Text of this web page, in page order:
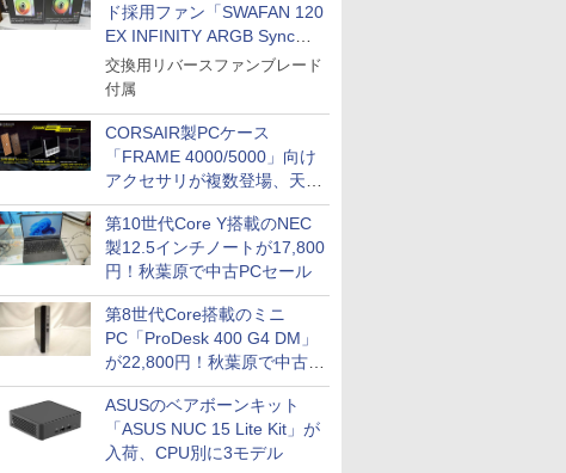
ド採用ファン「SWAFAN 120
EX INFINITY ARGB Sync」
に単品パッケージ
交換用リバースファンブレード
付属
CORSAIR製PCケース
「FRAME 4000/5000」向け
アクセサリが複数登場、天然
木製パネルや背面コネクタ対
応トレイなど
第10世代Core Y搭載のNEC
製12.5インチノートが17,800
円！秋葉原で中古PCセール
第8世代Core搭載のミニ
PC「ProDesk 400 G4 DM」
が22,800円！秋葉原で中古
PCセール
ASUSのベアボーンキット
「ASUS NUC 15 Lite Kit」が
入荷、CPU別に3モデル